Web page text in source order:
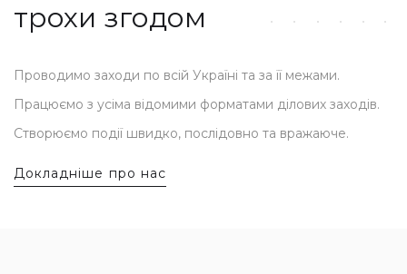
трохи згодом
Проводимо заходи по всій Україні та за її межами.
Працюємо з усіма відомими форматами ділових заходів.
Створюємо події швидко, послідовно та вражаюче.
Докладніше про нас